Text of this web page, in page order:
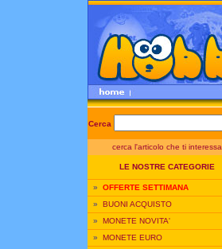
Cerca
cerca l'articolo che ti interessa
LE NOSTRE CATEGORIE
» OFFERTE SETTIMANA
» BUONI ACQUISTO
» MONETE NOVITA'
» MONETE EURO